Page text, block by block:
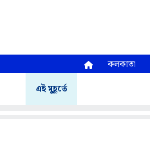
কলকাতা
এই মুহূর্তে